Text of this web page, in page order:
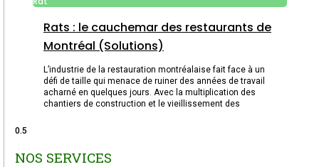
Rats : le cauchemar des restaurants de
Montréal (Solutions)
L’industrie de la restauration montréalaise fait face à un
défi de taille qui menace de ruiner des années de travail
acharné en quelques jours. Avec la multiplication des
chantiers de construction et le vieillissement des
NOS SERVICES